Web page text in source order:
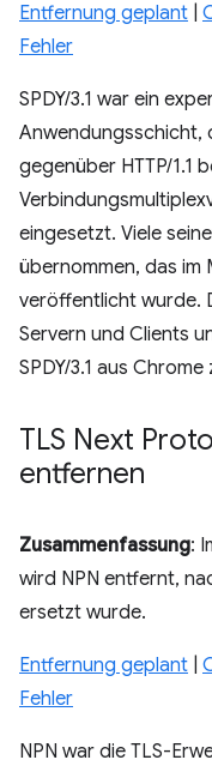
Entfernung geplant
Fehler
SPDY/3.1 war ein
Anwendungsschicht,
gegenüber HTTP/1.1
eingesetzt. Viele
übernommen, das im
veröffentlicht wurde.
Servern und Clients
SPDY/3.1 aus
TLS Next
entfernen
Zusammenfassung:
wird NPN entfernt,
ersetzt wurde.
Entfernung geplant
Fehler
NPN war die TLS-